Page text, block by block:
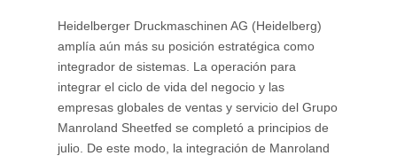
Heidelberger Druckmaschinen AG (Heidelberg)
amplía aún más su posición estratégica como
integrador de sistemas. La operación para
integrar el ciclo de vida del negocio y las
empresas globales de ventas y servicio del Grupo
Manroland Sheetfed se completó a principios de
julio. De este modo, la integración de Manroland